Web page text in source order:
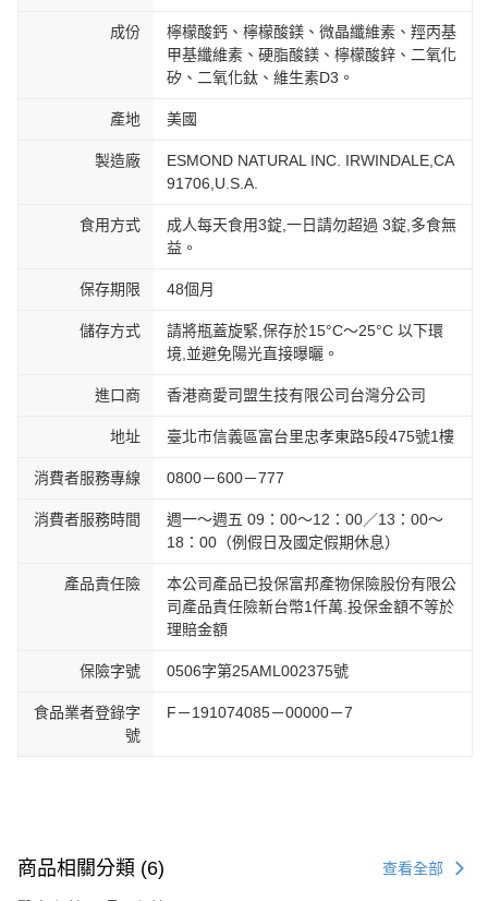
成份
檸檬酸鈣、檸檬酸鎂、微晶纖維素、羥丙基
甲基纖維素、硬脂酸鎂、檸檬酸鋅、二氧化
矽、二氧化鈦、維生素D3。
產地 美國
製造廠
ESMOND NATURAL INC. IRWINDALE,CA
91706,U.S.A.
食用方式
成人每天食用3錠,一日請勿超過 3錠,多食無
益。
保存期限 48個月
儲存方式
請將瓶蓋旋緊,保存於15°C～25°C 以下環
境,並避免陽光直接曝曬。
進口商 香港商愛司盟生技有限公司台灣分公司
地址 臺北市信義區富台里忠孝東路5段475號1樓
消費者服務專線 0800－600－777
消費者服務時間
週一～週五 09：00～12：00／13：00～
18：00（例假日及國定假期休息）
產品責任險
本公司產品已投保富邦產物保險股份有限公
司產品責任險新台幣1仟萬.投保金額不等於
理賠金額
保險字號 0506字第25AML002375號
食品業者登錄字
號
F－191074085－00000－7
商品相關分類 (6) 查看全部